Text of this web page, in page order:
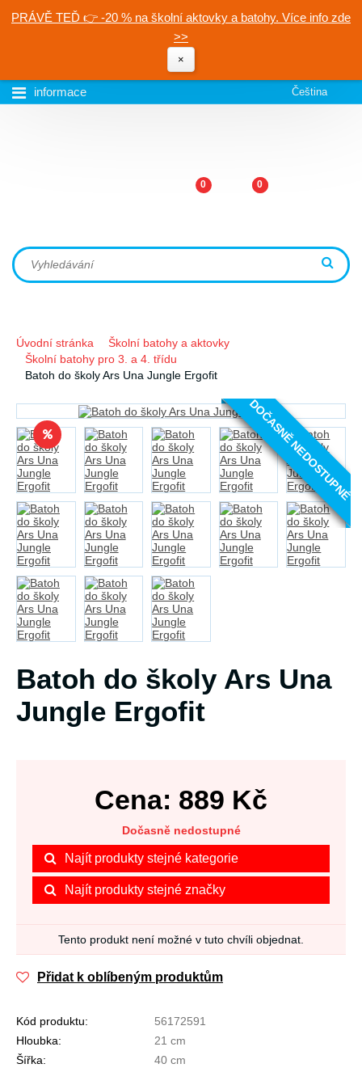
PRÁVĚ TEĎ 👉 -20 % na školní aktovky a batohy. Více info zde
>>
×
informace Čeština
0 0
Úvodní stránka
Školní batohy a aktovky
Školní batohy pro 3. a 4. třídu
Batoh do školy Ars Una Jungle Ergofit
DOČASNĚ NEDOSTUPNÉ
Batoh do školy Ars Una
Jungle Ergofit
Cena: 889 Kč
Dočasně nedostupné
Najít produkty stejné kategorie
Najít produkty stejné značky
Tento produkt není možné v tuto chvíli objednat.
Přidat k oblíbeným produktům
Kód produktu:
56172591
Hloubka:
21 cm
Šířka:
40 cm